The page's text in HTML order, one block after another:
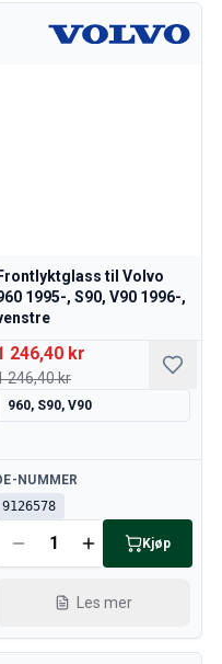
Frontlyktglass til Volvo
1995-, S90, V90 1996-,
246,40 kr
246,40 kr
960, S90, V90
NUMMER
9126578
Kjøp
Les mer